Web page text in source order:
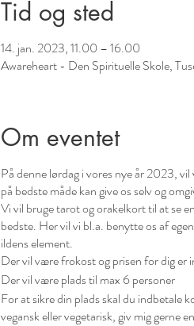
Tid og sted
14. jan. 2023, 11.00 – 16.00
Awareheart - Den Spirituelle Skole,
Om eventet
På denne lørdag i vores nye år 2023,
på bedste måde kan give os selv og
Vi vil bruge tarot og orakelkort til at se
bedste. Her vil vi bl.a. benytte os af
ildens element.
Der vil være frokost og prisen for dig
Der vil være plads til max 6 personer
For at sikre din plads skal du
vegansk eller vegetarisk, giv mig gerne